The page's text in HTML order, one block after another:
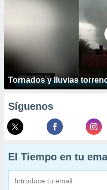
Tornados y lluvias
Síguenos
El Tiempo en tu